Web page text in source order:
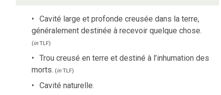
Cavité large et profonde creusée dans la terre,
généralement destinée à recevoir quelque chose.
(inTLF)
Trou creusé en terre et destiné à l’inhumation des
morts. (inTLF)
Cavité naturelle.